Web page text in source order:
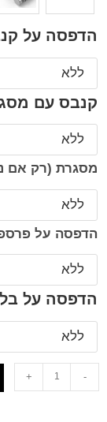
הדפסה על
קנבס עם
מסגרת (רק אם
הדפסה על
הדפסה על
-
+